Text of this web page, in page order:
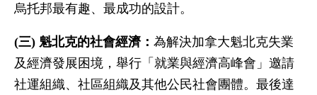
烏托邦最有趣、最成功的設計。
(三) 魁北克的社會經濟： 為解決加拿大魁北克失業
及經濟發展困境，舉行「就業與經濟高峰會」邀請
社運組織、社區組織及其他公民社會團體。最後達